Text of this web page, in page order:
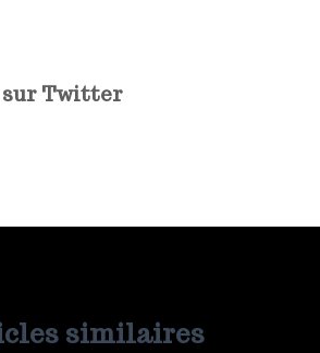
sur Twitter
similaires